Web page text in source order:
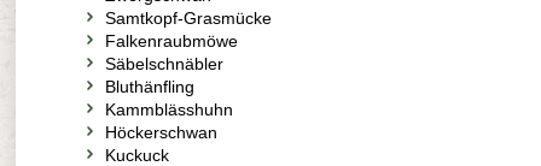
Samtkopf-Grasmücke
Falkenraubmöwe
Säbelschnäbler
Bluthänfling
Kammblässhuhn
Höckerschwan
Kuckuck